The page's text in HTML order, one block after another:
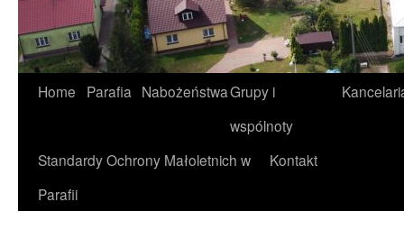
Home Parafia NabożeństwaGrupy i
wspólnoty
Standardy Ochrony Małoletnich w
Parafii
Kontakt